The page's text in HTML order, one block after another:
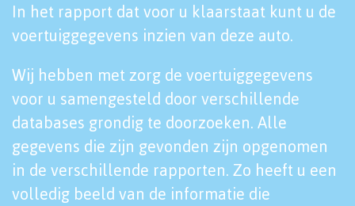
In het rapport dat voor u klaarstaat kunt u de
voertuiggegevens inzien van deze auto.
Wij hebben met zorg de voertuiggegevens
voor u samengesteld door verschillende
databases grondig te doorzoeken. Alle
gegevens die zijn gevonden zijn opgenomen
in de verschillende rapporten. Zo heeft u een
volledig beeld van de informatie die